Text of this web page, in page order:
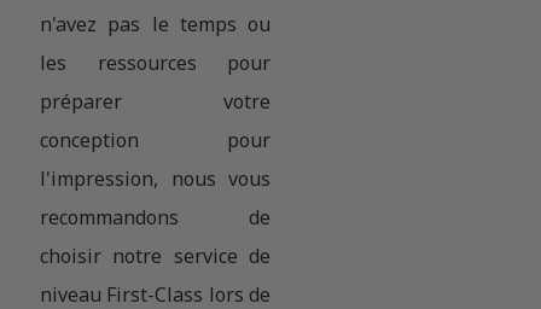
n'avez pas le temps ou
les ressources pour
préparer votre
conception pour
l'impression, nous vous
recommandons de
choisir notre service de
niveau First-Class lors de